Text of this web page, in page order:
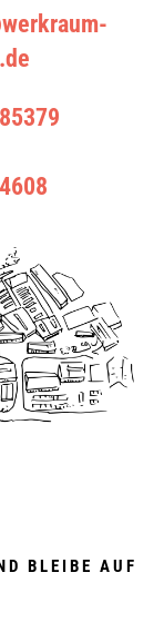
BLEIBE AUF